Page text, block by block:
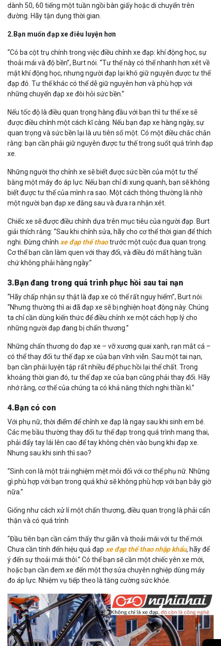
dành 50, 60 tiếng một tuần ngồi bàn giấy hoặc di chuyển trên
đường. Hãy tận dụng thời gian.
2.Bạn muốn đạp xe điêu luyện hơn
“Có ba cột trụ chính trong việc điều chỉnh xe đạp: khí động học, sự
thoải mái và độ bền”, Burt nói. “Tư thế này có thể nhanh hơn xét về
mặt khí động học, nhưng người đạp lại khó giữ nguyên được tư thế
đạp đó. Tư thế khác có thể dễ giữ nguyên hơn và phù hợp với
những chuyến đạp xe đòi hỏi sức bền.”
Nếu tốc độ là điều quan trọng hàng đầu với bạn thì tư thế xe sẽ
được điều chỉnh một cách kĩ càng. Nếu bạn đạp xe hàng ngày, sự
quan trọng và sức bền lại là ưu tiên số một. Có một điều chắc chắn
rằng: bạn cần phải giữ nguyên được tư thế trong suốt quá trình đạp
xe.
Những người thợ chỉnh xe sẽ biết được sức bền của một tư thế
bằng một máy đo áp lực. Nếu bạn chỉ đi xung quanh, bạn sẽ không
biết được tư thế của mình ra sao. Một cách thông thường là nhờ
một người bạn đạp xe đằng sau và đưa ra nhận xét.
Chiếc xe sẽ được điều chỉnh dựa trên mục tiêu của người đạp. Burt
giải thích rằng: “Sau khi chỉnh sửa, hãy cho cơ thể thời gian để thích
nghi. Đừng chỉnh xe đạp thể thaotrước một cuộc đua quan trọng.
Cơ thể bạn cần làm quen với thay đổi, và điều đó mất hàng tuần
chứ không phải hàng ngày.”
3.Bạn đang trong quá trình phục hồi sau tai nạn
“Hãy chấp nhận sự thật là đạp xe có thể rất nguy hiểm”, Burt nói.
“Nhưng thường thì ai đã đạp xe sẽ bị nghiện hoạt động này. Chúng
ta chỉ cần dùng kiến thức để điều chỉnh xe một cách hợp lý cho
những người đạp đang bị chấn thương.”
Những chấn thương do đạp xe – vỡ xương quai xanh, rạn mắt cá –
có thể thay đổi tư thế đạp xe của bạn vĩnh viễn. Sau một tai nạn,
bạn cần phải luyện tập rất nhiều để phục hồi lại thể chất. Trong
khoảng thời gian đó, tư thế đạp xe của bạn cũng phải thay đổi. Hãy
nhớ rằng, cơ thể của chúng ta có khả năng thích nghi thần kì.”
4.Bạn có con
Với phụ nữ, thời điểm để chỉnh xe đạp là ngay sau khi sinh em bé.
Các mẹ bầu thường thay đổi tư thế đạp trong quá trình mang thai,
phải đẩy tay lái lên cao để tay không chèn vào bụng khi đạp xe.
Nhưng sau khi sinh thì sao?
“Sinh con là một trải nghiệm mệt mỏi đối với cơ thể phụ nữ. Những
gì phù hợp với bạn trong quá khứ sẽ không phù hợp với bạn bây giờ
nữa.”
Giống như cách xử lí một chấn thương, điều quan trọng là phải cẩn
thận và có quá trình
“Đầu tiên bạn cần cảm thấy thư giãn và thoải mái với tư thế mới.
Chưa cần tính đến hiệu quả đạp xe đạp thể thao nhập khẩu, hãy để
ý đến sự thoải mái thôi.” Có thể bạn sẽ cần một chiếc yên xe mới,
hoặc bạn cần đem xe đến một thợ sửa chuyên nghiệp dùng máy
đo áp lực. Nhiệm vụ tiếp theo là tăng cường sức khỏe.